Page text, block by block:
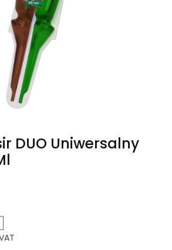
DUO Uniwersalny